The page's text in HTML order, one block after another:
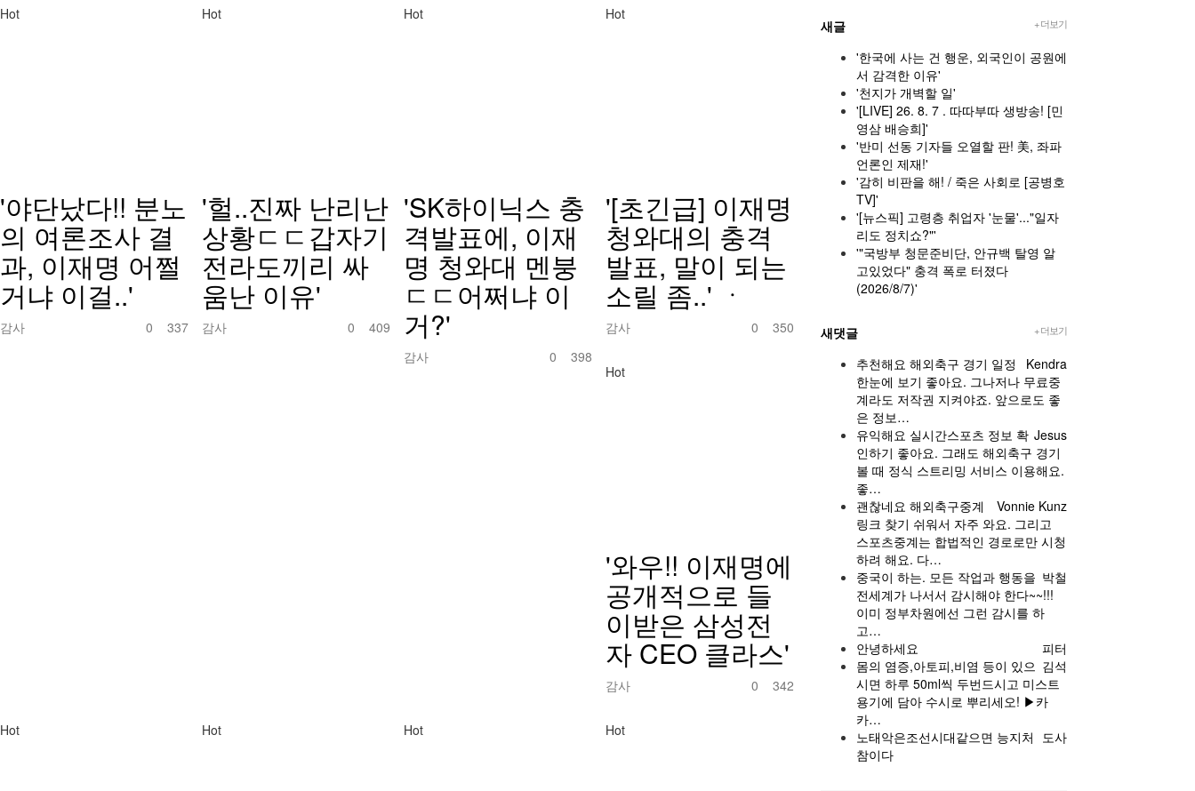
Hot
'야단났다!! 분노
의 여론조사 결
과, 이재명 어쩔
거냐 이걸..'
감사 0 337
Hot
'헐..진짜 난리난
상황ㄷㄷ갑자기
전라도끼리 싸
움난 이유'
감사 0 409
Hot
'SK하이닉스 충
격발표에, 이재
명 청와대 멘붕
ㄷㄷ어쩌냐 이
거?'
감사 0 398
Hot
'[초긴급] 이재명
청와대의 충격
발표, 말이 되는
소릴 좀..' ㆍ
감사 0 350
Hot
'와우!! 이재명에
공개적으로 들
이받은 삼성전
자 CEO 클라스'
감사 0 342
Hot Hot Hot Hot
+ 더보기
새글
'한국에 사는 건 행운, 외국인이 공원에
서 감격한 이유'
'천지가 개벽할 일'
'[LIVE] 26. 8. 7 . 따따부따 생방송! [민
영삼 배승희]'
'반미 선동 기자들 오열할 판! 美, 좌파
언론인 제재!'
'감히 비판을 해! / 죽은 사회로 [공병호
TV]'
'[뉴스픽] 고령층 취업자 '눈물'..."일자
리도 정치쇼?"'
'"국방부 청문준비단, 안규백 탈영 알
고있었다" 충격 폭로 터졌다
(2026/8/7)'
+ 더보기
새댓글
Kendra
추천해요 해외축구 경기 일정
한눈에 보기 좋아요. 그나저나 무료중
계라도 저작권 지켜야죠. 앞으로도 좋
은 정보…
Jesus
유익해요 실시간스포츠 정보 확
인하기 좋아요. 그래도 해외축구 경기
볼 때 정식 스트리밍 서비스 이용해요.
좋…
Vonnie Kunz
괜찮네요 해외축구중계
링크 찾기 쉬워서 자주 와요. 그리고
스포츠중계는 합법적인 경로로만 시청
하려 해요. 다…
박철
중국이 하는. 모든 작업과 행동을
전세계가 나서서 감시해야 한다~~!!!
이미 정부차원에선 그런 감시를 하
고…
피터
안녕하세요
김석
몸의 염증,아토피,비염 등이 있으
시면 하루 50ml씩 두번드시고 미스트
용기에 담아 수시로 뿌리세오! ▶카
카…
도사
노태악은조선시대같으면 능지처
참이다